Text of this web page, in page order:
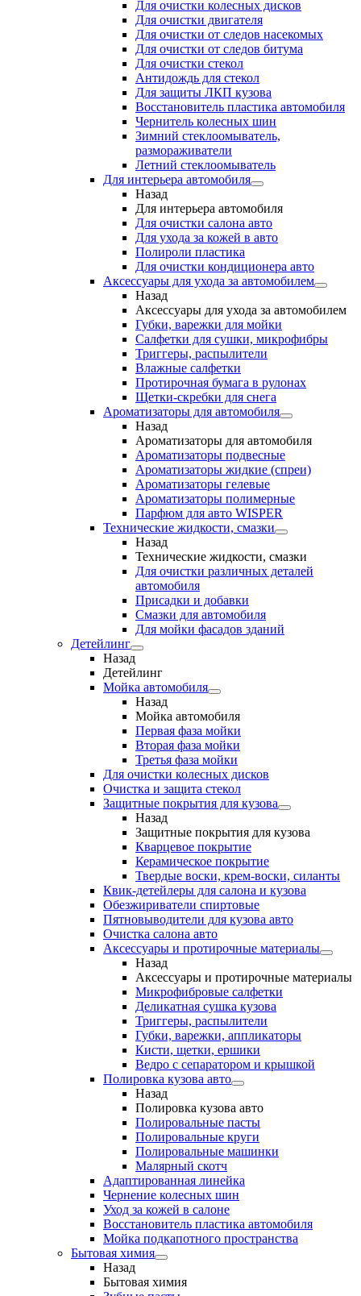
Для очистки колесных дисков
Для очистки двигателя
Для очистки от следов насекомых
Для очистки от следов битума
Для очистки стекол
Антидождь для стекол
Для защиты ЛКП кузова
Восстановитель пластика автомобиля
Чернитель колесных шин
Зимний стеклоомыватель,
размораживатели
Летний стеклоомыватель
Для интерьера автомобиля
Назад
Для интерьера автомобиля
Для очистки салона авто
Для ухода за кожей в авто
Полироли пластика
Для очистки кондиционера авто
Аксессуары для ухода за автомобилем
Назад
Аксессуары для ухода за автомобилем
Губки, варежки для мойки
Салфетки для сушки, микрофибры
Триггеры, распылители
Влажные салфетки
Протирочная бумага в рулонах
Щетки-скребки для снега
Ароматизаторы для автомобиля
Назад
Ароматизаторы для автомобиля
Ароматизаторы подвесные
Ароматизаторы жидкие (спреи)
Ароматизаторы гелевые
Ароматизаторы полимерные
Парфюм для авто WISPER
Технические жидкости, смазки
Назад
Технические жидкости, смазки
Для очистки различных деталей
автомобиля
Присадки и добавки
Смазки для автомобиля
Для мойки фасадов зданий
Детейлинг
Назад
Детейлинг
Мойка автомобиля
Назад
Мойка автомобиля
Первая фаза мойки
Вторая фаза мойки
Третья фаза мойки
Для очистки колесных дисков
Очистка и защита стекол
Защитные покрытия для кузова
Назад
Защитные покрытия для кузова
Кварцевое покрытие
Керамическое покрытие
Твердые воски, крем-воски, силанты
Квик-детейлеры для салона и кузова
Обезжириватели спиртовые
Пятновыводители для кузова авто
Очистка салона авто
Аксессуары и протирочные материалы
Назад
Аксессуары и протирочные материалы
Микрофибровые салфетки
Деликатная сушка кузова
Триггеры, распылители
Губки, варежки, аппликаторы
Кисти, щетки, ершики
Ведро с сепаратором и крышкой
Полировка кузова авто
Назад
Полировка кузова авто
Полировальные пасты
Полировальные круги
Полировальные машинки
Малярный cкотч
Адаптированная линейка
Чернение колесных шин
Уход за кожей в салоне
Восстановитель пластика автомобиля
Мойка подкапотного пространства
Бытовая химия
Назад
Бытовая химия